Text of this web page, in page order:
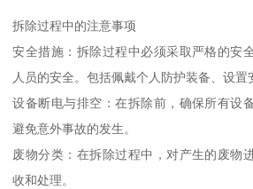
拆除过程中的注意事项
安全措施：拆除过程中必须采取严格的安
人员的安全。包括佩戴个人防护装备、设置
设备断电与排空：在拆除前，确保所有设
避免意外事故的发生。
废物分类：在拆除过程中，对产生的废物
收和处理。